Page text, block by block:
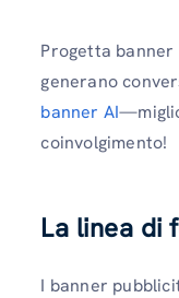
Progetta
generano
banner AI
coinvolgimento!
La linea di
I banner